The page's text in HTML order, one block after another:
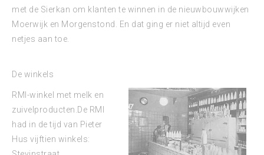
met de Sierkan om klanten te winnen in de nieuwbouwwijken
Moerwijk en Morgenstond. En dat ging er niet altijd even
netjes aan toe.
De winkels
RMI-winkel met melk en
zuivelproducten.De RMI
had in de tijd van Pieter
Hus vijftien winkels: